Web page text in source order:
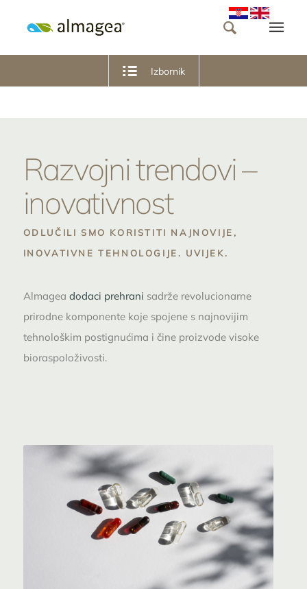
Izbornik
Razvojni trendovi –
inovativnost
ODLUČILI SMO KORISTITI NAJNOVIJE,
INOVATIVNE TEHNOLOGIJE. UVIJEK.
Almagea dodaci prehrani sadrže revolucionarne
prirodne komponente koje spojene s najnovijim
tehnološkim postignućima i čine proizvode visoke
bioraspoloživosti.